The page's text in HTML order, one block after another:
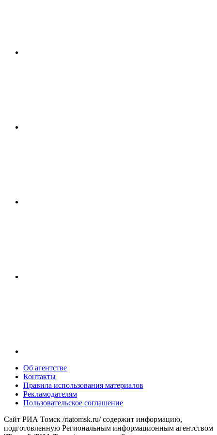
Об агентстве
Контакты
Правила использования материалов
Рекламодателям
Пользовательское соглашение
Сайт РИА Томск /riatomsk.ru/ содержит информацию,
подготовленную Региональным информационным агентством